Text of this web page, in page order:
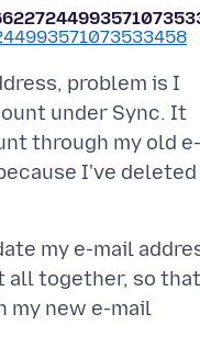
problem is I
under Sync. It
through my old e-
I've deleted
my e-mail
all together, so
my new e-mail